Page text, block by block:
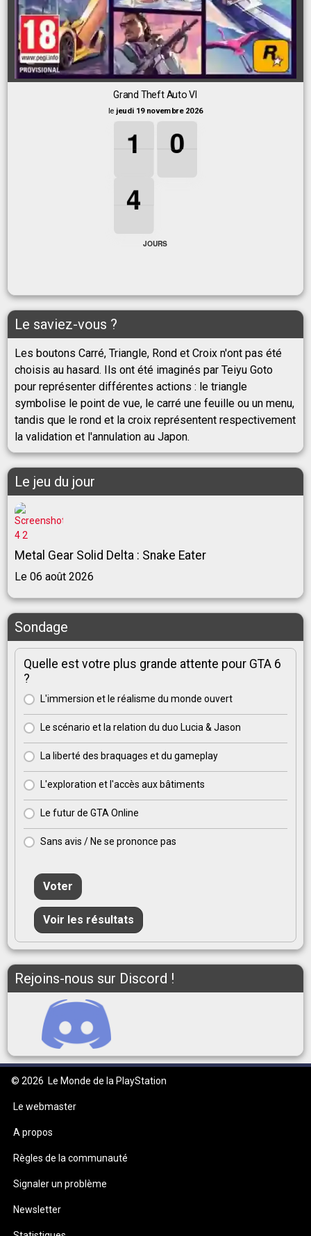
Grand Theft Auto VI
le jeudi 19 novembre 2026
1
1
1
1 0
0
0
0
4
4
4
4
JOURS
Le saviez-vous ?
Les boutons Carré, Triangle, Rond et Croix n'ont pas été
choisis au hasard. Ils ont été imaginés par Teiyu Goto
pour représenter différentes actions : le triangle
symbolise le point de vue, le carré une feuille ou un menu,
tandis que le rond et la croix représentent respectivement
la validation et l'annulation au Japon.
Le jeu du jour
Metal Gear Solid Delta : Snake Eater
Le 06 août 2026
Sondage
Quelle est votre plus grande attente pour GTA 6
?
L'immersion et le réalisme du monde ouvert
Le scénario et la relation du duo Lucia & Jason
La liberté des braquages et du gameplay
L'exploration et l'accès aux bâtiments
Le futur de GTA Online
Sans avis / Ne se prononce pas
Voter
Voir les résultats
Rejoins-nous sur Discord !
© 2026 Le Monde de la PlayStation
Le webmaster
A propos
Règles de la communauté
Signaler un problème
Newsletter